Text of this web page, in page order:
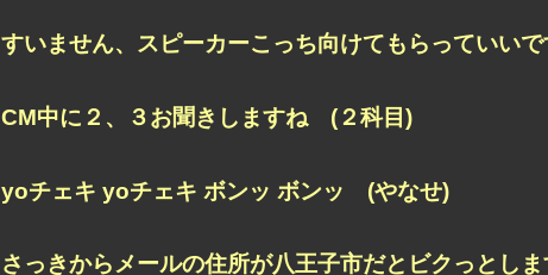
すいません、スピーカーこっち向けてもらっていい
CM中に２、３お聞きしますね (２科目)
yoチェキ yoチェキ ボンッ ボンッ (やなせ)
さっきからメールの住所が八王子市だとビクっとし